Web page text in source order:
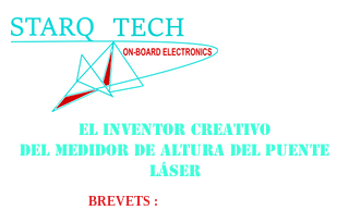
El inventor creativo
del medidor de altura del puente
láser
BREVETS :